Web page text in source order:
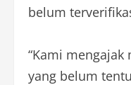
belum
“Kami
yang belum